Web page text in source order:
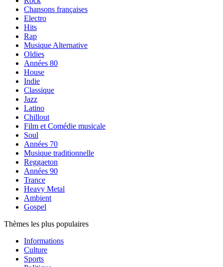
Chansons françaises
Electro
Hits
Rap
Musique Alternative
Oldies
Années 80
House
Indie
Classique
Jazz
Latino
Chillout
Film et Comédie musicale
Soul
Années 70
Musique traditionnelle
Reggaeton
Années 90
Trance
Heavy Metal
Ambient
Gospel
Thèmes les plus populaires
Informations
Culture
Sports